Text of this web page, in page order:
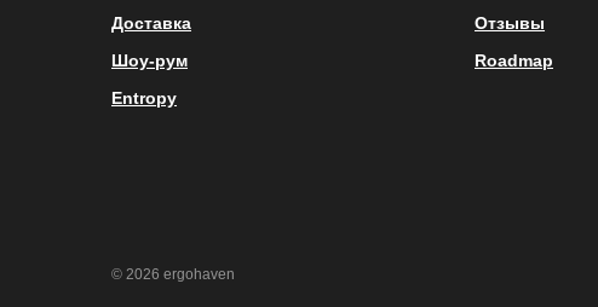
Доставка
Шоу-рум
Entropy
Отзывы
Roadmap
© 2026 ergohaven